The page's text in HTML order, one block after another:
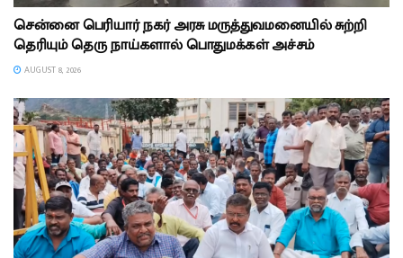
சென்னை பெரியார் நகர் அரசு மருத்துவமனையில் சுற்றி
தெரியும் தெரு நாய்களால் பொதுமக்கள் அச்சம்
AUGUST 8, 2026